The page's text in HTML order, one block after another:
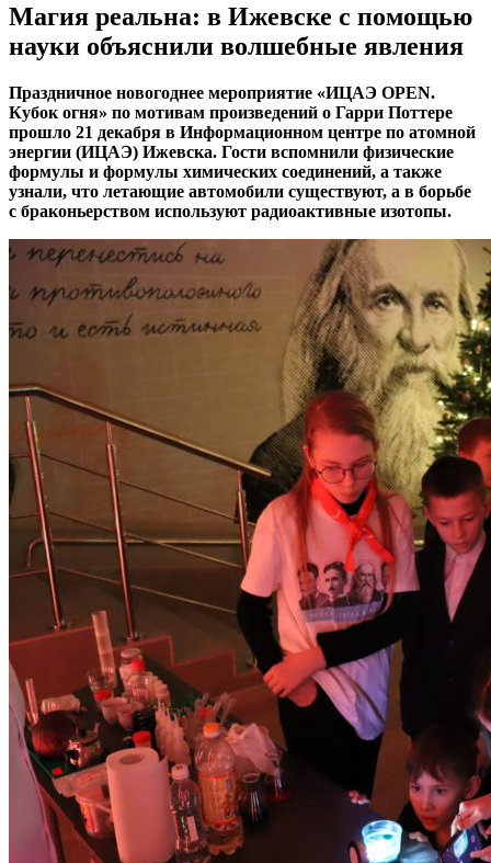
Магия реальна: в Ижевске с помощью
науки объяснили волшебные явления
Праздничное новогоднее мероприятие «ИЦАЭ OPEN.
Кубок огня» по мотивам произведений о Гарри Поттере
прошло 21 декабря в Информационном центре по атомной
энергии (ИЦАЭ) Ижевска. Гости вспомнили физические
формулы и формулы химических соединений, а также
узнали, что летающие автомобили существуют, а в борьбе
с браконьерством используют радиоактивные изотопы.